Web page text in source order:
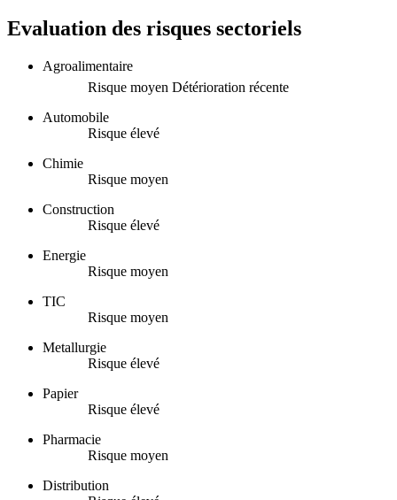
Evaluation des risques sectoriels
Agroalimentaire
Risque moyen Détérioration récente
Automobile
Risque élevé
Chimie
Risque moyen
Construction
Risque élevé
Energie
Risque moyen
TIC
Risque moyen
Metallurgie
Risque élevé
Papier
Risque élevé
Pharmacie
Risque moyen
Distribution